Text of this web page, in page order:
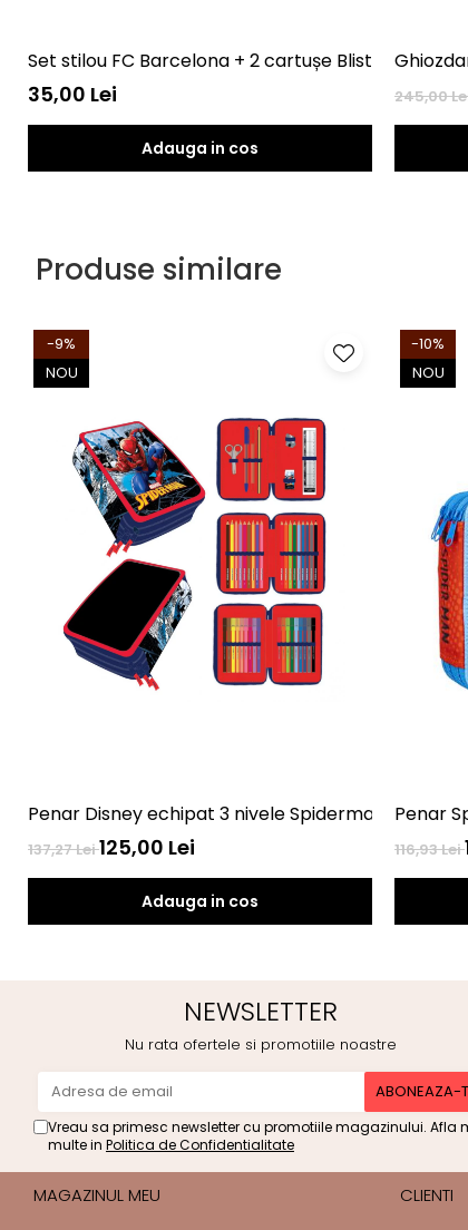
Set stilou FC Barcelona + 2 cartușe Blister Astra
35,00 Lei
Adauga in cos
245,00
Produse similare
-9%
NOU
Penar Disney echipat 3 nivele Spiderman
137,27 Lei125,00 Lei
Adauga in cos
-10%
NOU
116,93 Lei
NEWSLETTER
Nu rata ofertele si promotiile noastre
Vreau sa primesc newsletter cu promotiile magazinului. Afla
multe in Politica de Confidentialitate
MAGAZINUL MEU CLIENTI